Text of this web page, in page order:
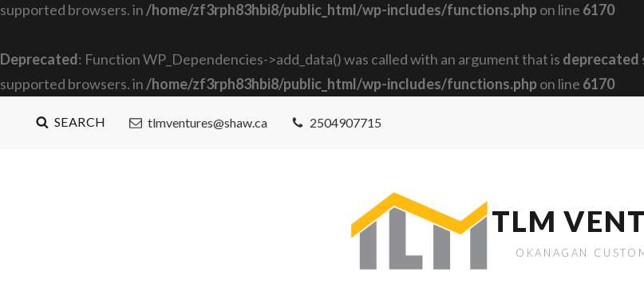
supported browsers. in /home/zf3rph83hbi8/public_html/wp-includes/functions.phpon line 6170
Deprecated: Function WP_Dependencies->add_data() was called with an argument that is deprecated
supported browsers. in /home/zf3rph83hbi8/public_html/wp-includes/functions.phpon line 6170
SEARCH tlmventures@shaw.ca 2504907715
TLM
OKANAGAN